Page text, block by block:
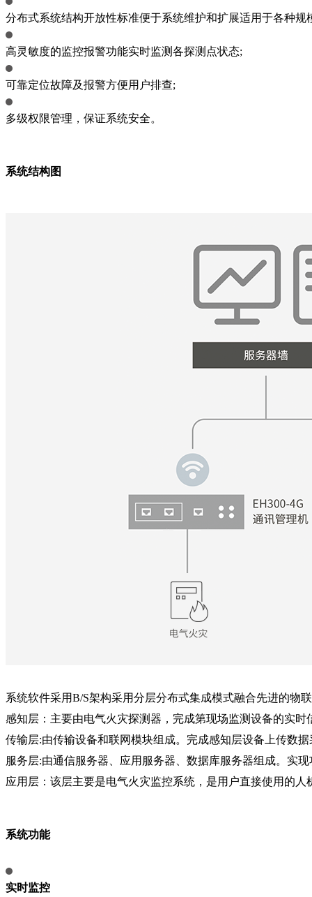
分布式系统结构开放性标准便于系统维护和扩展适用于各种规
高灵敏度的监控报警功能实时监测各探测点状态;
可靠定位故障及报警方便用户排查;
多级权限管理，保证系统安全。
系统结构图
系统软件采用B/S架构采用分层分布式集成模式融合先进的物
感知层：主要由电气火灾探测器，完成第现场监测设备的实
传输层:由传输设备和联网模块组成。完成感知层设备上传数
服务层:由通信服务器、应用服务器、数据库服务器组成。实
应用层：该层主要是电气火灾监控系统，是用户直接使用的人
系统功能
实时监控